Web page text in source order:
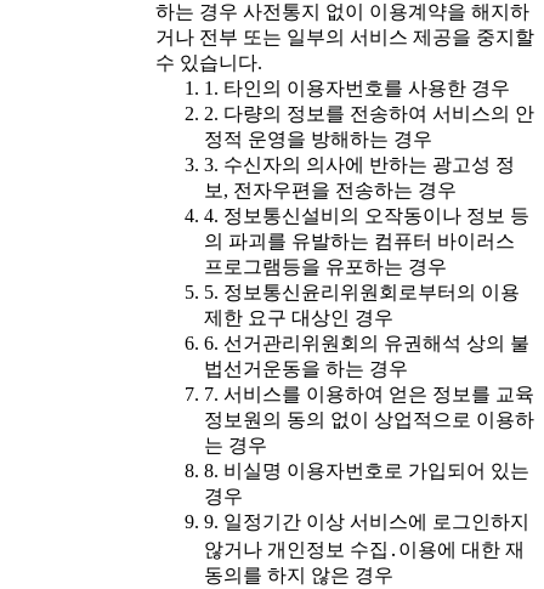
하는 경우 사전통지 없이 이용계약을 해지하
거나 전부 또는 일부의 서비스 제공을 중지할
수 있습니다.
1. 타인의 이용자번호를 사용한 경우
2. 다량의 정보를 전송하여 서비스의 안
정적 운영을 방해하는 경우
3. 수신자의 의사에 반하는 광고성 정
보, 전자우편을 전송하는 경우
4. 정보통신설비의 오작동이나 정보 등
의 파괴를 유발하는 컴퓨터 바이러스
프로그램등을 유포하는 경우
5. 정보통신윤리위원회로부터의 이용
제한 요구 대상인 경우
6. 선거관리위원회의 유권해석 상의 불
법선거운동을 하는 경우
7. 서비스를 이용하여 얻은 정보를 교육
정보원의 동의 없이 상업적으로 이용하
는 경우
8. 비실명 이용자번호로 가입되어 있는
경우
9. 일정기간 이상 서비스에 로그인하지
않거나 개인정보 수집․이용에 대한 재
동의를 하지 않은 경우